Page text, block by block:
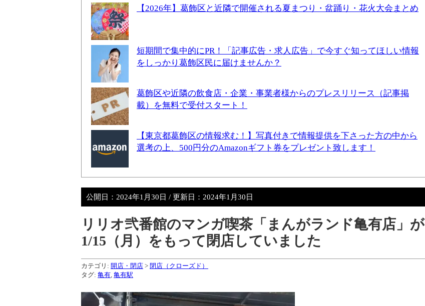
【2026年】葛飾区と近隣で開催される夏まつり・盆踊り・花火大会まとめ
短期間で集中的にPR！「記事広告・求人広告」で今すぐ知ってほしい情報
をしっかり葛飾区民に届けませんか？
葛飾区や近隣の飲食店・企業・事業者様からのプレスリリース（記事掲
載）を無料で受付スタート！
【東京都葛飾区の情報求む！】写真付きで情報提供を下さった方の中から
選考の上、500円分のAmazonギフト券をプレゼント致します！
公開日： 2024年1月30日 / 更新日： 2024年1月30日
リリオ弐番館のマンガ喫茶「まんがランド亀有店」が
1/15（月）をもって閉店していました
カテゴリ: 開店・閉店 > 閉店（クローズド）
タグ: 亀有 亀有駅